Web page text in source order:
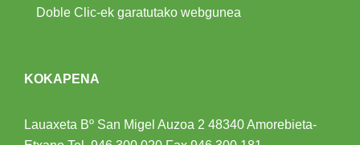
Doble Clic-ek garatutako webgunea
KOKAPENA
Lauaxeta Bº San Migel Auzoa 2 48340 Amorebieta-